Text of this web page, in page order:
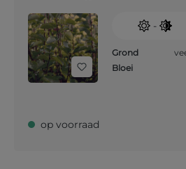
-
Grond
Bloei
op voorraad